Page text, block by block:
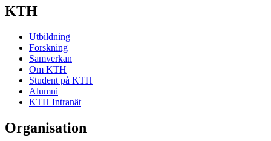
KTH
Utbildning
Forskning
Samverkan
Om KTH
Student på KTH
Alumni
KTH Intranät
Organisation